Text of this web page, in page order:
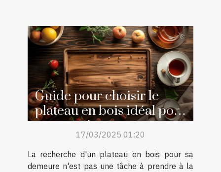
Guide pour choisir le
plateau en bois idéal pour
votre maison
17/03/2025 01:20
La recherche d'un plateau en bois pour sa
demeure n'est pas une tâche à prendre à la